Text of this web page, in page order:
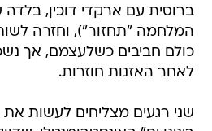
ברוסית עם ארקדי דוכין, בלדה
המלחמה "תחזור"), וחזרה
כולם חביבים כשלעצמם, אך
לאחר האזנות חוזרות.
שני רגעים מצליחים לעשות